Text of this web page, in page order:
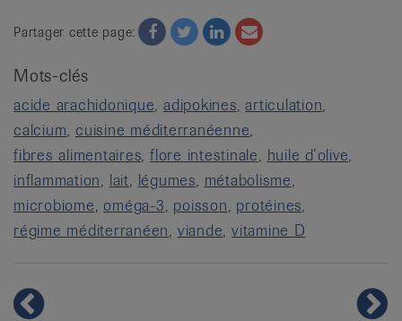
Partager cette page: Facebook
TwitterTwitterEmail
Mots-clés
acide arachidonique adipokines articulation
calcium cuisine méditerranéenne
fibres alimentaires flore intestinale huile d’olive
inflammation lait légumes métabolisme
microbiome oméga-3 poisson protéines
régime méditerranéen viande vitamine D